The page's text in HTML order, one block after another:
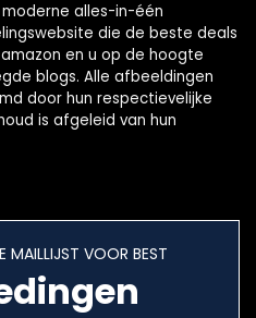
alles-in-één
die de beste deals
en u op de hoogte
blogs. Alle afbeeldingen
door hun respectievelijke
is afgeleid van hun
MAILLIJST VOOR BEST